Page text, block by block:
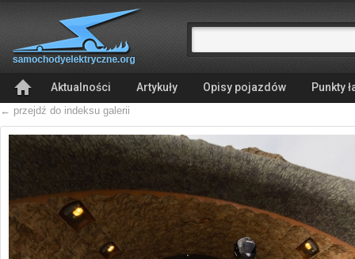
Aktualności Artykuły Opisy pojazdów Punkty
← przejdź do indeksu galerii